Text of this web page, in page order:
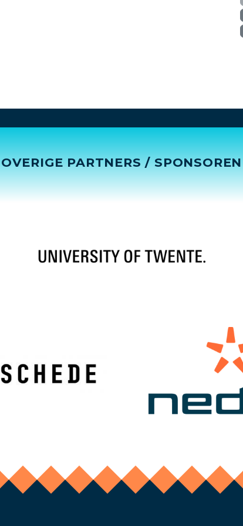
OVERIGE PARTNERS / SPONSOREN